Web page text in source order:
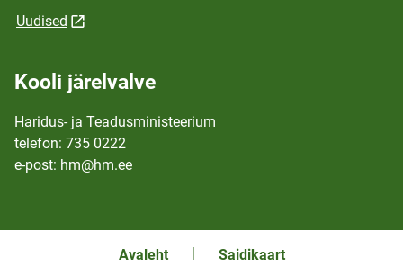
Uudised
Kooli järelvalve
Haridus- ja Teadusministeerium
telefon: 735 0222
e-post: hm@hm.ee
Avaleht Saidikaart